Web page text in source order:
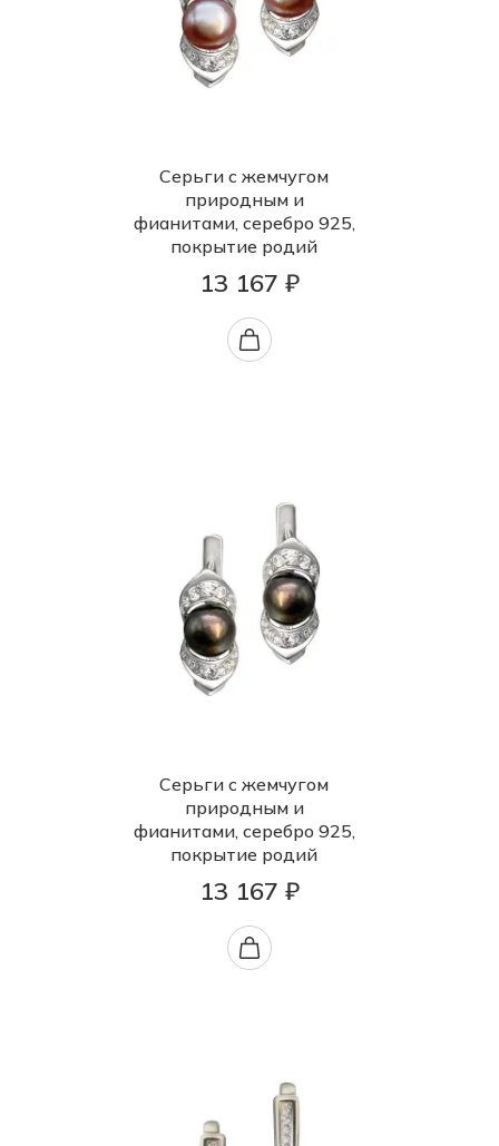
Серьги с жемчугом
природным и
фианитами, серебро 925,
покрытие родий
13 167 ₽
Серьги с жемчугом
природным и
фианитами, серебро 925,
покрытие родий
13 167 ₽